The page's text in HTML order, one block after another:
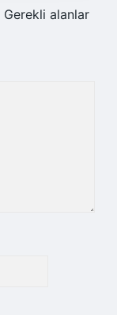
Gerekli alanlar